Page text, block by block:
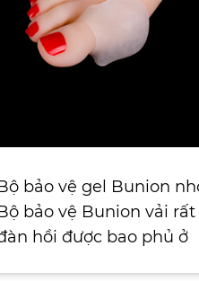
bảo vệ gel Bunion
bảo vệ Bunion vải rất
hồi được bao phủ ở